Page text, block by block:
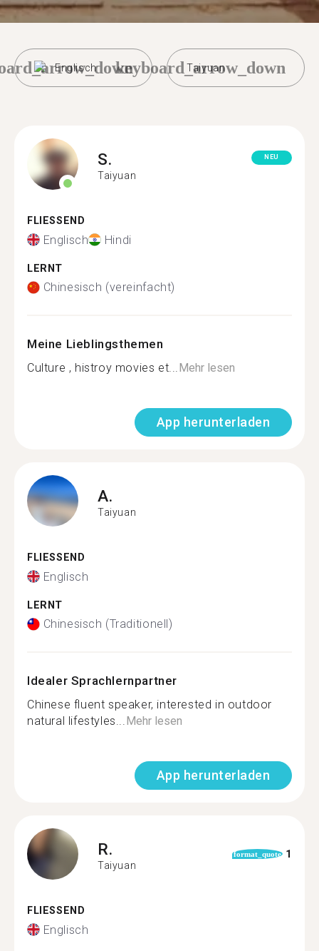
Englisch Taiyuan
keyboard_arrow_down
S.
Taiyuan
NEU
FLIESSEND
Englisch Hindi
LERNT
Chinesisch (vereinfacht)
Meine Lieblingsthemen
Culture , histroy movies et...Mehr lesen
App herunterladen
A.
Taiyuan
FLIESSEND
Englisch
LERNT
Chinesisch (Traditionell)
Idealer Sprachlernpartner
Chinese fluent speaker, interested in outdoor
natural lifestyles...Mehr lesen
App herunterladen
R.
Taiyuan
format_quote 1
FLIESSEND
Englisch